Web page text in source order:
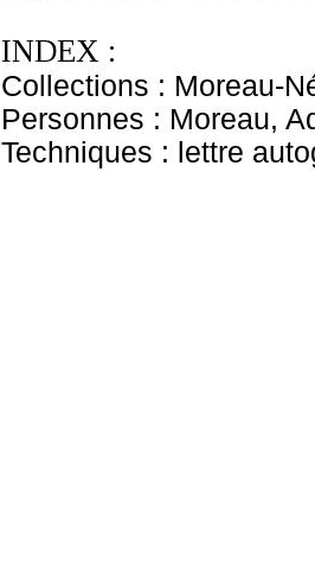
INDEX :
Collections : Moreau-
Personnes : Moreau,
Techniques : lettre